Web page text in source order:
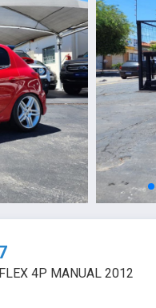
4P MANUAL 2012